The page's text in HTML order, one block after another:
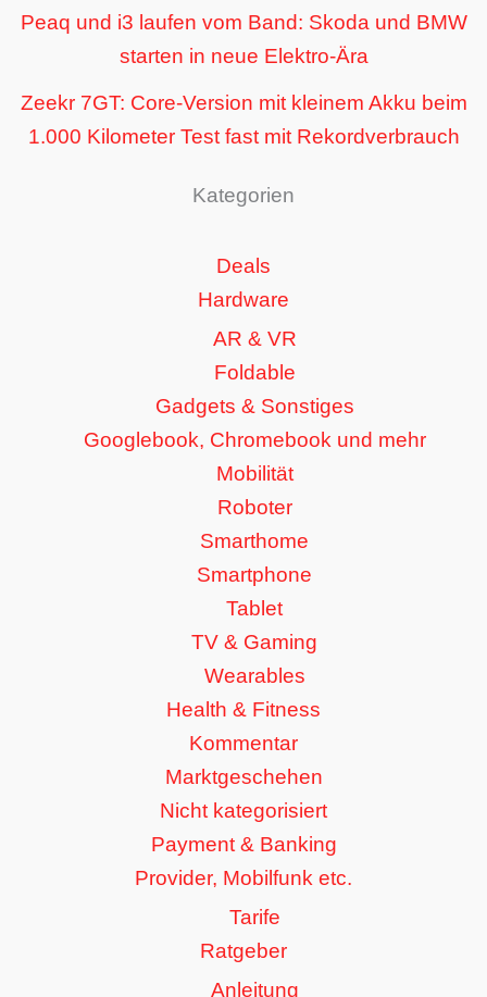
Peaq und i3 laufen vom Band: Skoda und BMW
starten in neue Elektro-Ära
Zeekr 7GT: Core-Version mit kleinem Akku beim
1.000 Kilometer Test fast mit Rekordverbrauch
Kategorien
Deals
Hardware
AR & VR
Foldable
Gadgets & Sonstiges
Googlebook, Chromebook und mehr
Mobilität
Roboter
Smarthome
Smartphone
Tablet
TV & Gaming
Wearables
Health & Fitness
Kommentar
Marktgeschehen
Nicht kategorisiert
Payment & Banking
Provider, Mobilfunk etc.
Tarife
Ratgeber
Anleitung